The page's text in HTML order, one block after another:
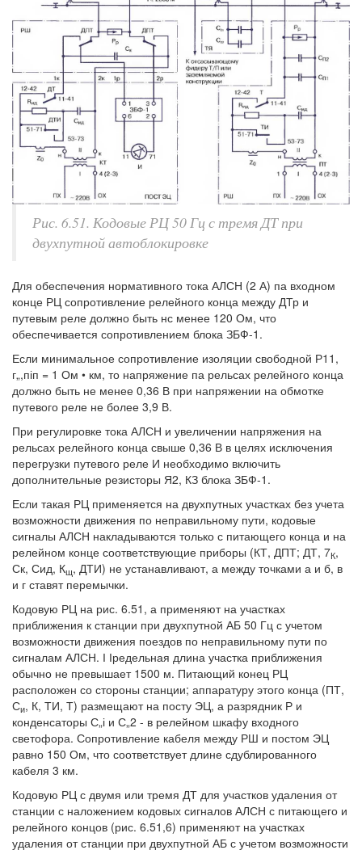
Рис. 6.51. Кодовые РЦ 50 Гц с тремя ДТ при
двухпутной автоблокировке
Для обеспечения нормативного тока АЛСН (2 А) па входном
конце РЦ сопротивление релейного конца между ДТр и
путевым реле должно быть нс менее 120 Ом, что
обеспечивается сопротивлением блока ЗБФ-1.
Если минимальное сопротивление изоляции свободной Р11,
г„,піп = 1 Ом • км, то напряжение па рельсах релейного конца
должно быть не менее 0,36 В при напряжении на обмотке
путевого реле не более 3,9 В.
При регулировке тока АЛСН и увеличении напряжения на
рельсах релейного конца свыше 0,36 В в целях исключения
перегрузки путевого реле И необходимо включить
дополнительные резисторы Я2, КЗ блока ЗБФ-1.
Если такая РЦ применяется на двухпутных участках без учета
возможности движения по неправильному пути, кодовые
сигналы АЛСН накладываются только с питающего конца и на
релейном конце соответствующие приборы (КТ, ДПТ; ДТ, 7К,
Ск, Сид, Кщ, ДТИ) не устанавливают, а между точками а и б, в
и г ставят перемычки.
Кодовую РЦ на рис. 6.51, а применяют на участках
приближения к станции при двухпутной АБ 50 Гц с учетом
возможности движения поездов по неправильному пути по
сигналам АЛСН. І Іредельная длина участка приближения
обычно не превышает 1500 м. Питающий конец РЦ
расположен со стороны станции; аппаратуру этого конца (ПТ,
Си, К, ТИ, Т) размещают на посту ЭЦ, а разрядник Р и
конденсаторы С„і и С„2 - в релейном шкафу входного
светофора. Сопротивление кабеля между РШ и постом ЭЦ
равно 150 Ом, что соответствует длине сдублированного
кабеля 3 км.
Кодовую РЦ с двумя или тремя ДТ для участков удаления от
станции с наложением кодовых сигналов АЛСН с питающего и
релейного концов (рис. 6.51,6) применяют на участках
удаления от станции при двухпутной АБ с учетом возможности